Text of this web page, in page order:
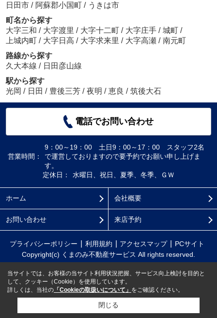
日田市 / 阿蘇郡小国町 / うきは市
町名から探す
大字三和 / 大字渡里 / 大字十二町 / 大字庄手 / 城町 /
上城内町 / 大字日高 / 大字求来里 / 大字高瀬 / 南元町
路線から探す
久大本線 / 日田彦山線
駅から探す
光岡 / 日田 / 豊後三芳 / 夜明 / 恵良 / 筑後大石
電話でお問い合わせ
営業時間：
9：00～19：00 土日9：00～17：00 スタッフ2名
で運営しておりますので要予約でお願い申し上げま
す。
定休日：
水曜日、祝日、夏季、冬季、ＧＷ
ホーム 会社概要
お問い合わせ 来店予約
プライバシーポリシー 利用規約 アクセスマップ
PCサイト
Copyright(c) くまのみ不動産サービス All rights reserved.
当サイトでは、お客様の当サイト利用状況把握、サービス向上検討を目的と
して、クッキー（Cookie）を使用しています。
詳しくは、当社の 「Cookieの取扱いについて」 をご確認ください。
閉じる